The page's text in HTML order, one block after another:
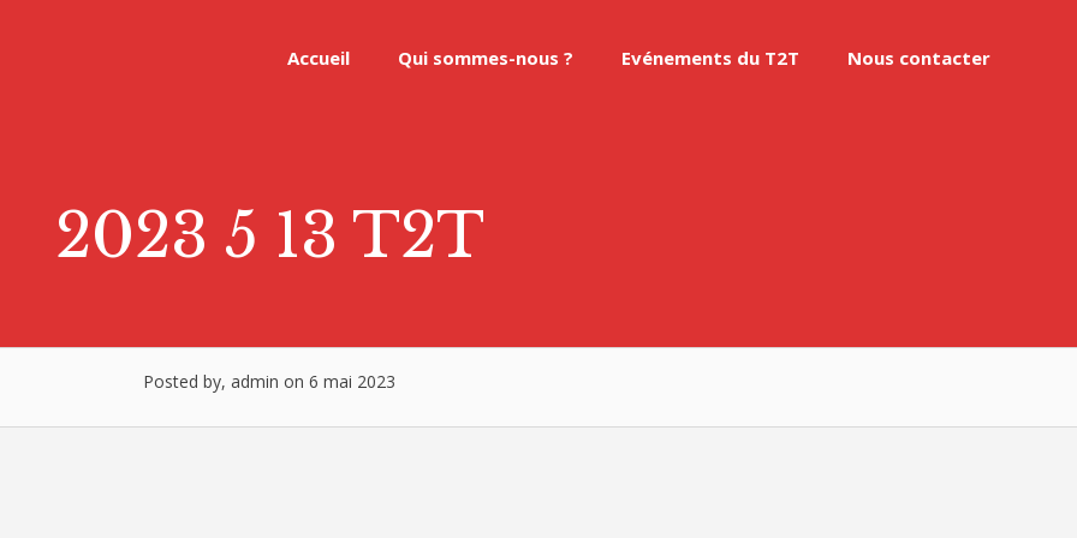
Accueil Qui sommes-nous ? Evénements du T2T Nous contacter
2023 5 13 T2T
Posted by, admin on 6 mai 2023